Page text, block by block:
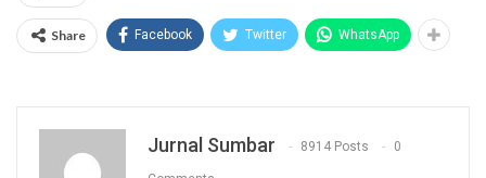
Share Facebook Twitter WhatsApp
Jurnal Sumbar 8914 Posts 0